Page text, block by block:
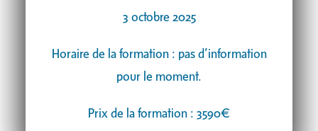
3 octobre 2025
Horaire de la formation : pas d’information
pour le moment.
Prix de la formation : 3590€